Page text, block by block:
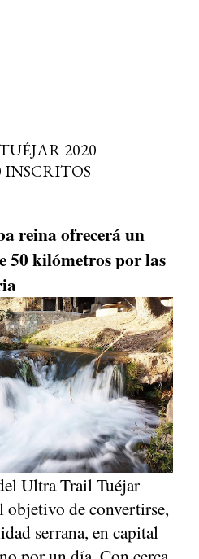
2020
reina ofrecerá un
50 kilómetros por las
Ultra Trail Tuéjar
objetivo de convertirse,
serrana, en capital